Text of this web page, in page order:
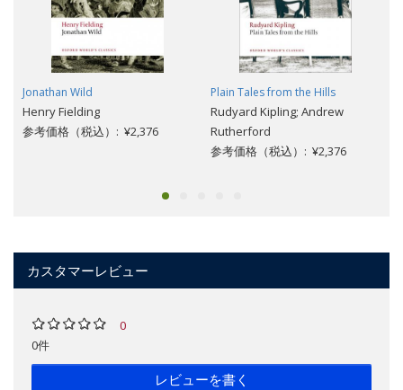
Jonathan Wild
Henry Fielding
参考価格（税込）: ¥2,376
Plain Tales from the Hills
Rudyard Kipling; Andrew
Rutherford
参考価格（税込）: ¥2,376
カスタマーレビュー
0
0件
レビューを書く